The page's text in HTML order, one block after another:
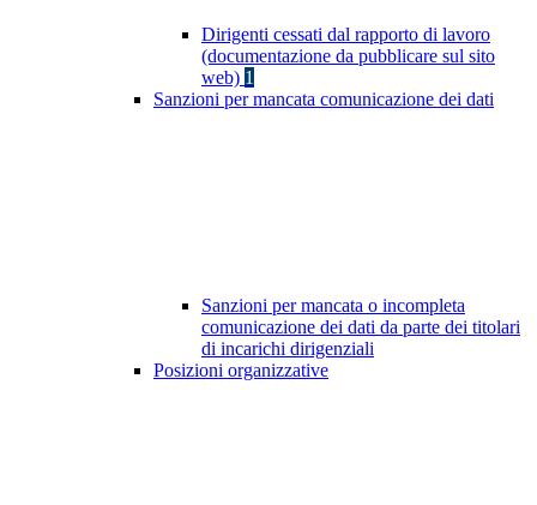
Dirigenti cessati dal rapporto di lavoro
(documentazione da pubblicare sul sito
web) 1
Sanzioni per mancata comunicazione dei dati
Sanzioni per mancata o incompleta
comunicazione dei dati da parte dei titolari
di incarichi dirigenziali
Posizioni organizzative